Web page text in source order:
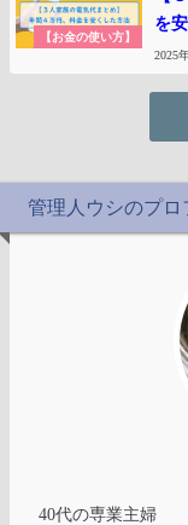
【お金の使い方】
を
2025
管理人ウシのプロ
40代の専業主婦